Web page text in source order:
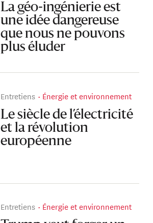
La géo-ingénierie est
une idée dangereuse
que nous ne pouvons
plus éluder
Entretiens Énergie et environnement
Le siècle de l’électricité
et la révolution
européenne
Entretiens Énergie et environnement